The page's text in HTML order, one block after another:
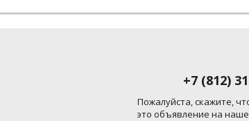
+7 (812)
Пожалуйста, скажите,
это объявление на